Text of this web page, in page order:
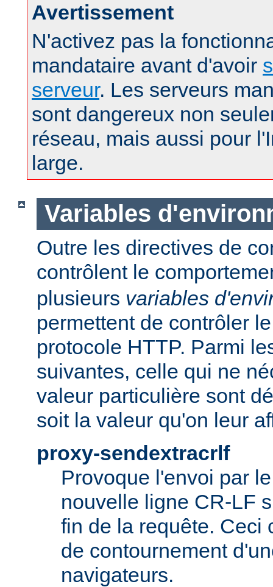
Avertissement
N'activez pas la
mandataire avant d'avoir
serveur. Les serveurs
sont dangereux non
réseau, mais aussi pour
large.
Variables
Outre les directives de
contrôlent le
plusieurs variables
permettent de contrôler
protocole HTTP. Parmi
suivantes, celle qui ne
valeur particulière sont
soit la valeur qu'on leur
proxy-sendextracrlf
Provoque l'envoi par
nouvelle ligne CR-LF
fin de la requête. Ceci
de contournement
navigateurs.